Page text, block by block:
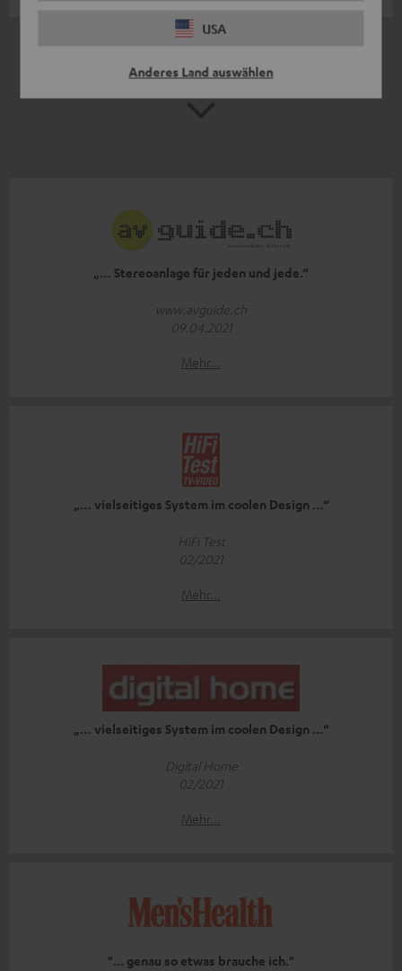
USA
Anderes Land auswählen
„… Stereoanlage für jeden und jede.“
www.avguide.ch
09.04.2021
Mehr...
„… vielseitiges System im coolen Design …“
HiFi Test
02/2021
Mehr...
„… vielseitiges System im coolen Design …“
Digital Home
02/2021
Mehr...
"... genau so etwas brauche ich."